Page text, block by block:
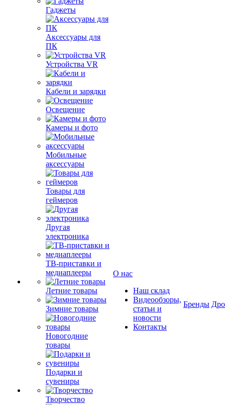
Гаджеты
Аксессуары для
ПК
Устройства VR
Кабели и зарядки
Освещение
Камеры и фото
Мобильные
аксессуары
Товары для
геймеров
Другая
электроника
ТВ-приставки и
медиаплееры
Летние товары
Зимние товары
Новогодние
товары
Подарки и
сувениры
Творчество
О нас
Наш склад
Видеообзоры,
статьи и
новости
Контакты
Бренды